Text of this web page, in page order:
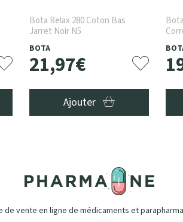
Bota Relax 280 Coton Bas
Jarret Noir N5
BOTA
21,97€
Ajouter
de vente en ligne de médicaments et